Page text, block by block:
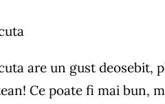
are un gust deosebit,
Ce poate fi mai bun,